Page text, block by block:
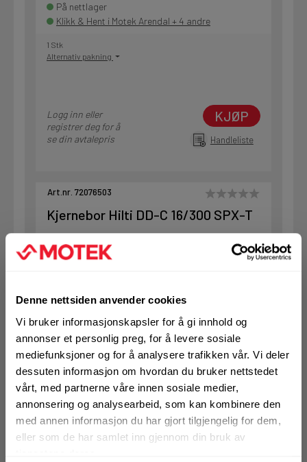
Denne nettsiden anvender cookies
Vi bruker informasjonskapsler for å gi innhold og
annonser et personlig preg, for å levere sosiale
mediefunksjoner og for å analysere trafikken vår. Vi deler
dessuten informasjon om hvordan du bruker nettstedet
vårt, med partnerne våre innen sosiale medier,
annonsering og analysearbeid, som kan kombinere den
med annen informasjon du har gjort tilgjengelig for dem,
eller som de har samlet inn gjennom din bruk av
På nettlager
Klikk & Hent i Motek Arendal + 4 andre
1 Stk
Alternativ pakning
Logg inn eller
registrer deg for å
se din avtalepris
KJØP
Handleliste
Art.nr. 72076503
Kjernebor Hilti DD-C 16/300 SPX-T
Klikk & Hent i Motek Oslo - Brobekk + 17 andre
Logg inn eller
registrer deg for å
se din avtalepris
KJØP
Handleliste
Art.nr. 72076504
Kjernebor Hilti DD-C 18/300 SPX-T